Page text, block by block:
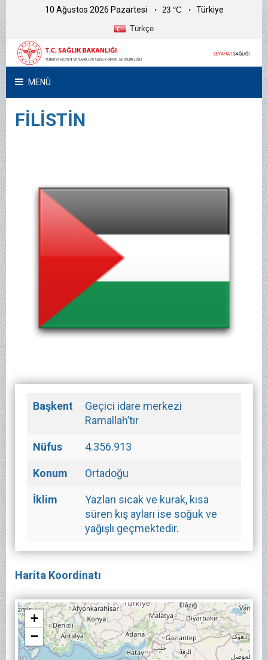
10 Ağustos 2026 Pazartesi 23 °C Türkiye
Türkçe
MENÜ
FİLİSTİN
Başkent
Geçici idare merkezi
Ramallah’tır
Nüfus 4.356.913
Konum Ortadoğu
İklim
Yazları sıcak ve kurak, kısa
süren kış ayları ise soğuk ve
yağışlı geçmektedir.
Harita Koordinatı
+
−